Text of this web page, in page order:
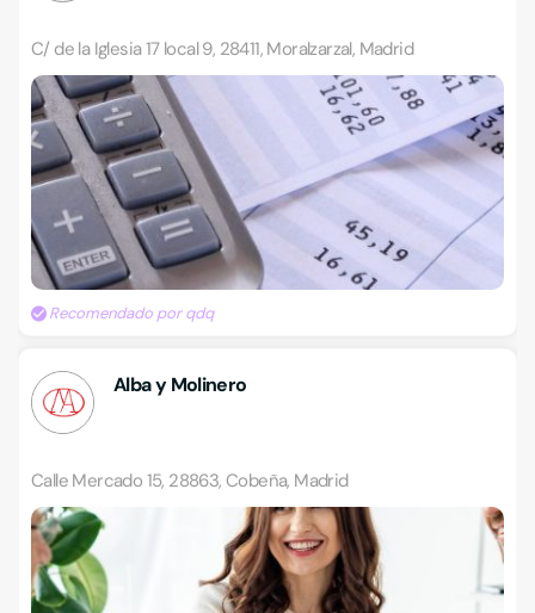
C/ de la Iglesia 17 local 9, 28411, Moralzarzal, Madrid
Recomendado por qdq
Alba y Molinero
Calle Mercado 15, 28863, Cobeña, Madrid